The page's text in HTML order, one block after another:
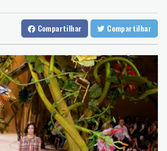
Goiânia
22 °C
Rio de Janeiro
23 °C
Salvador
24 °C
Ucrânia deixam 18 mortos
atual campeão Ben Shelton, que vai às
de Montreal
de cartel extraditado pelos
e Rafael Jódar avançam às quartas do
como jogador e treinador, morre aos
Compartilhar Compartilhar